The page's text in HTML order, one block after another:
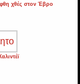
χθές στον Έβρο